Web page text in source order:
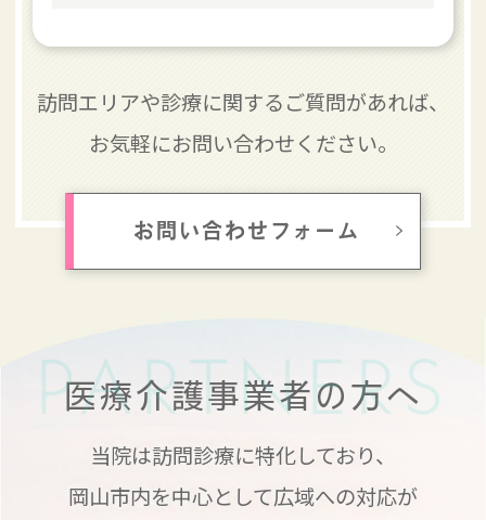
訪問エリアや診療に関するご質問があれば、
お気軽にお問い合わせください。
お問い合わせフォーム
医療介護事業者の方へ
PARTNERS
当院は訪問診療に特化しており、
岡山市内を中心として広域への対応が